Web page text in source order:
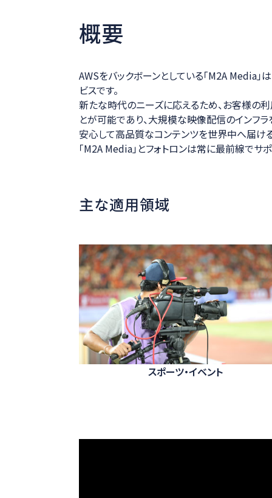
概要
AWSをバックボーンとしている「M2A Media
ビスです。
新たな時代のニーズに応えるため、お客様の
とが可能であり、大規模な映像配信のインフラ
安心して高品質なコンテンツを世界中へ届け
「M2A Media」とフォトロンは常に最前線でサポ
主な適用領域
スポーツ・イベント